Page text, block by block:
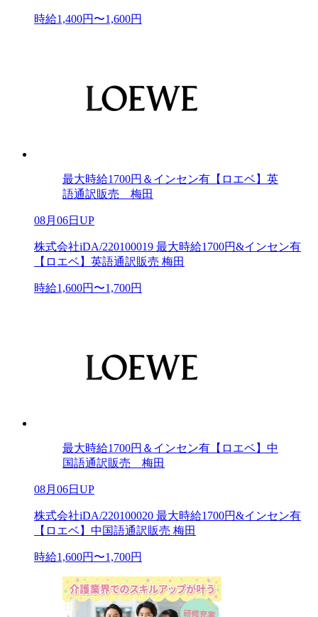
時給1,400円〜1,600円
最大時給1700円＆インセン有【ロエベ】英
語通訳販売 梅田
08月06日UP
株式会社iDA/220100019 最大時給1700円&インセン有
【ロエベ】英語通訳販売 梅田
時給1,600円〜1,700円
最大時給1700円＆インセン有【ロエベ】中
国語通訳販売 梅田
08月06日UP
株式会社iDA/220100020 最大時給1700円&インセン有
【ロエベ】中国語通訳販売 梅田
時給1,600円〜1,700円